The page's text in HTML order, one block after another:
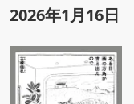
2026年1月16日